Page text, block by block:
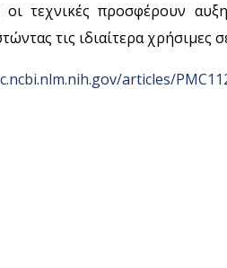
τεχνικές προσφέρουν
τις ιδιαίτερα χρήσιμες
articles/